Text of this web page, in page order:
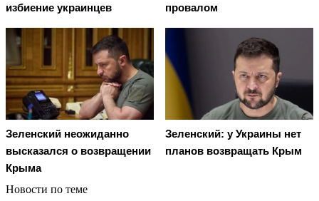
избиение украинцев
провалом
Зеленский неожиданно
высказался о возвращении
Крыма
Зеленский: у Украины нет
планов возвращать Крым
Новости по теме